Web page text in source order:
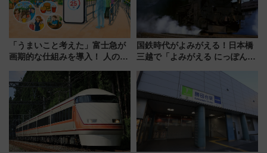
「うまいこと考えた」富士急が
画期的な仕組みを導入！ 人のか
ん」始動
国鉄時代がよみがえる！日本橋
三越で「よみがえる にっぽんの
敬の名作写真も、駅弁フェスも
同時開催！